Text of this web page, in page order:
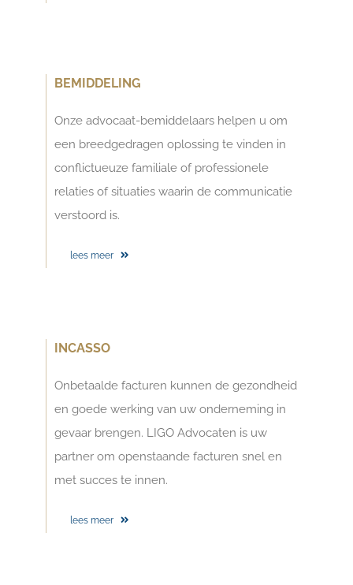
BEMIDDELING
Onze advocaat-bemiddelaars helpen u om
een breedgedragen oplossing te vinden in
conflictueuze familiale of professionele
relaties of situaties waarin de communicatie
verstoord is.
lees meer
INCASSO
Onbetaalde facturen kunnen de gezondheid
en goede werking van uw onderneming in
gevaar brengen. LIGO Advocaten is uw
partner om openstaande facturen snel en
met succes te innen.
lees meer